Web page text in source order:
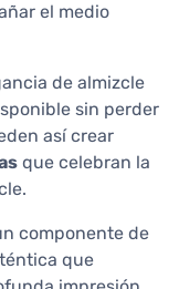
el medio
de almizcle
sin perder
así crear
que celebran la
componente de
que